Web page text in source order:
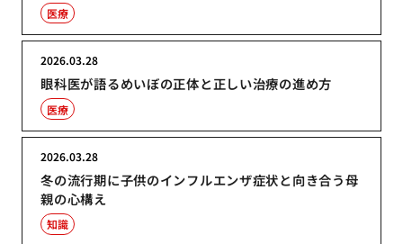
医療
眼科医が語るめいぼの正体と正しい治療の進め方
2026.03.28
医療
冬の流行期に子供のインフルエンザ症状と向き合う母
親の心構え
2026.03.28
知識